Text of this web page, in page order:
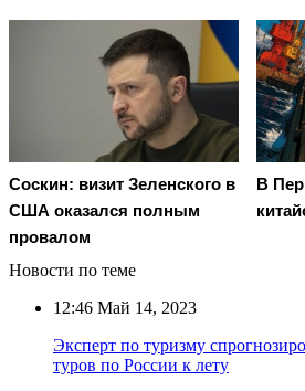
Соскин: визит Зеленского в
США оказался полным
провалом
В
Новости по теме
12:46 Май 14, 2023
Эксперт по туризму
туров по России к лету